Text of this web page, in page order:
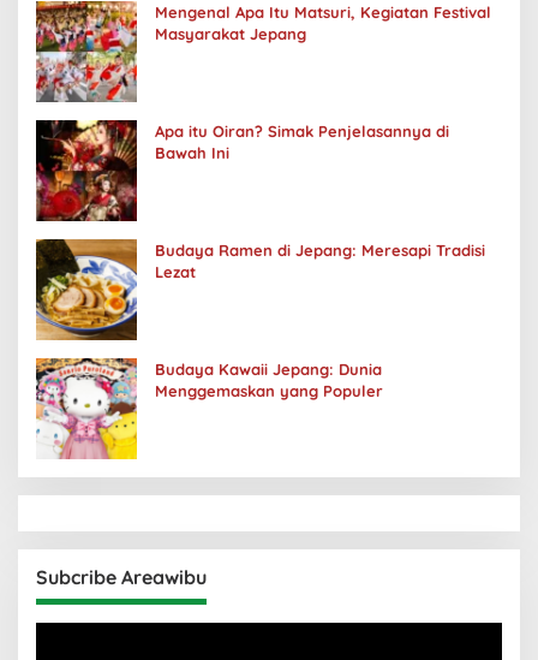
Mengenal Apa Itu Matsuri, Kegiatan Festival
Masyarakat Jepang
Apa itu Oiran? Simak Penjelasannya di
Bawah Ini
Budaya Ramen di Jepang: Meresapi Tradisi
Lezat
Budaya Kawaii Jepang: Dunia
Menggemaskan yang Populer
Subcribe Areawibu